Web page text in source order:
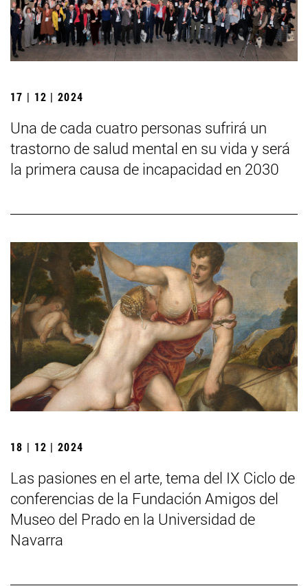
17 | 12 | 2024
Una de cada cuatro personas sufrirá un
trastorno de salud mental en su vida y será
la primera causa de incapacidad en 2030
18 | 12 | 2024
Las pasiones en el arte, tema del IX Ciclo de
conferencias de la Fundación Amigos del
Museo del Prado en la Universidad de
Navarra